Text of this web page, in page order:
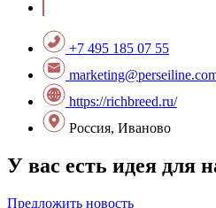
+7 495 185 07 55
https://richbreed.ru/
Россия, Иваново
У вас есть идея для
Предложить новость